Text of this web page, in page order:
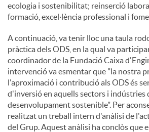
ecologia i sostenibilitat; reinserció
formació, excel·lència professional i
A continuació, va tenir lloc una taula
pràctica dels ODS, en la qual va
coordinador de la Fundació Caixa
intervenció va esmentar que "la nostra
l'aproximació i contribució als ODS és
d'inversió en aquells sectors i indústries
desenvolupament sostenible". Per
realitzat un treball intern d'anàlisi de
del Grup. Aquest anàlisi ha conclòs que